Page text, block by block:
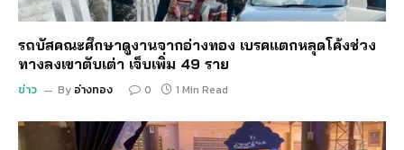
รถบัสคณะศึกษาดูงานจากอ่างทอง เบรคแตกหลุดโค้งช่วง
ทางลงเขาตับเต่า เจ็บเพิ่ม 49 ราย
ข่าว By อ่างทอง 0 1 Min Read